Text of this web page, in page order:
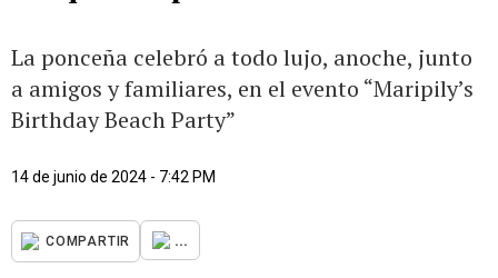
La ponceña celebró a todo lujo, anoche, junto
a amigos y familiares, en el evento “Maripily’s
Birthday Beach Party”
14 de junio de 2024 - 7:42 PM
COMPARTIR ...